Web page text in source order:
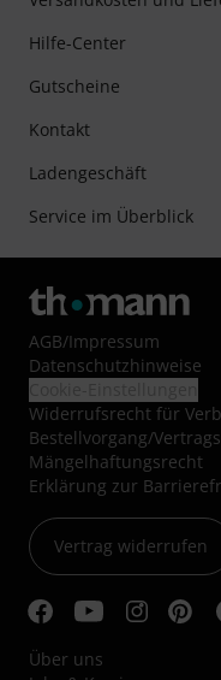
Hilfe-Center
Gutscheine
Kontakt
Ladengeschäft
Service im Überblick
AGB/Impressum
Datenschutzhinweise
Widerrufsrecht für
Bestellvorgang/
Mängelhaftungsrecht
Erklärung zur
Vertrag widerrufen
Über uns